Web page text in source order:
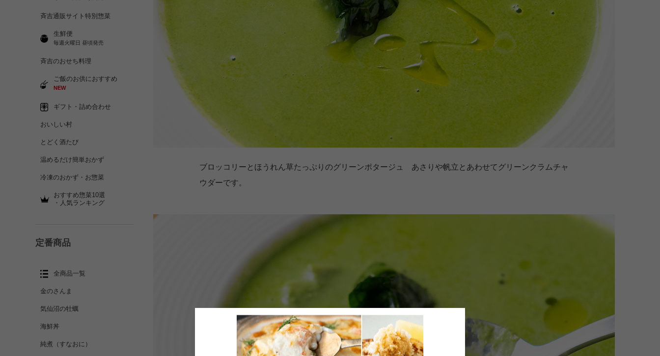
ブロッコリーとほうれん草たっぷりのグリーンポタージュ あさりや帆立とあわせてグリーンクラムチャ
ウダーです。
斉吉通販サイト特別惣菜
生鮮便
毎週火曜日 昼頃発売
斉吉のおせち料理
ご飯のお供におすすめ
NEW
ギフト・詰め合わせ
おいしい村
とどく酒たび
温めるだけ簡単おかず
冷凍のおかず・お惣菜
おすすめ惣菜10選
・人気ランキング
定番商品
全商品一覧
金のさんま
気仙沼の牡蠣
海鮮丼
純煮（すなおに）